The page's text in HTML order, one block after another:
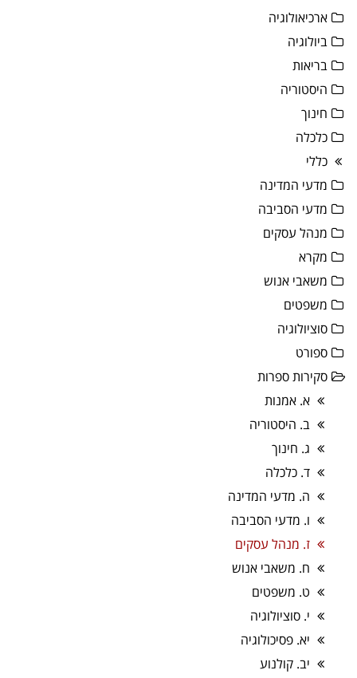
ארכיאולוגיה
ביולוגיה
בריאות
היסטוריה
חינוך
כלכלה
כללי
מדעי המדינה
מדעי הסביבה
מנהל עסקים
מקרא
משאבי אנוש
משפטים
סוציולוגיה
ספורט
סקירות ספרות
א. אמנות
ב. היסטוריה
ג. חינוך
ד. כלכלה
ה. מדעי המדינה
ו. מדעי הסביבה
ז. מנהל עסקים
ח. משאבי אנוש
ט. משפטים
י. סוציולוגיה
יא. פסיכולוגיה
יב. קולנוע